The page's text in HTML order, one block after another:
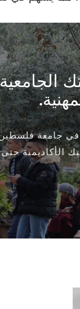
جامعة
الأكاديمية